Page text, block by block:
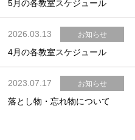
5月の各教室スケジュール
2026.03.13 お知らせ
4月の各教室スケジュール
2023.07.17 お知らせ
落とし物・忘れ物について